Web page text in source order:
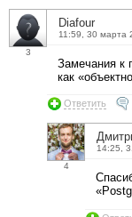
3
Diafour
11:59, 30 марта
Замечания к
как
Ответить
4
14:25,